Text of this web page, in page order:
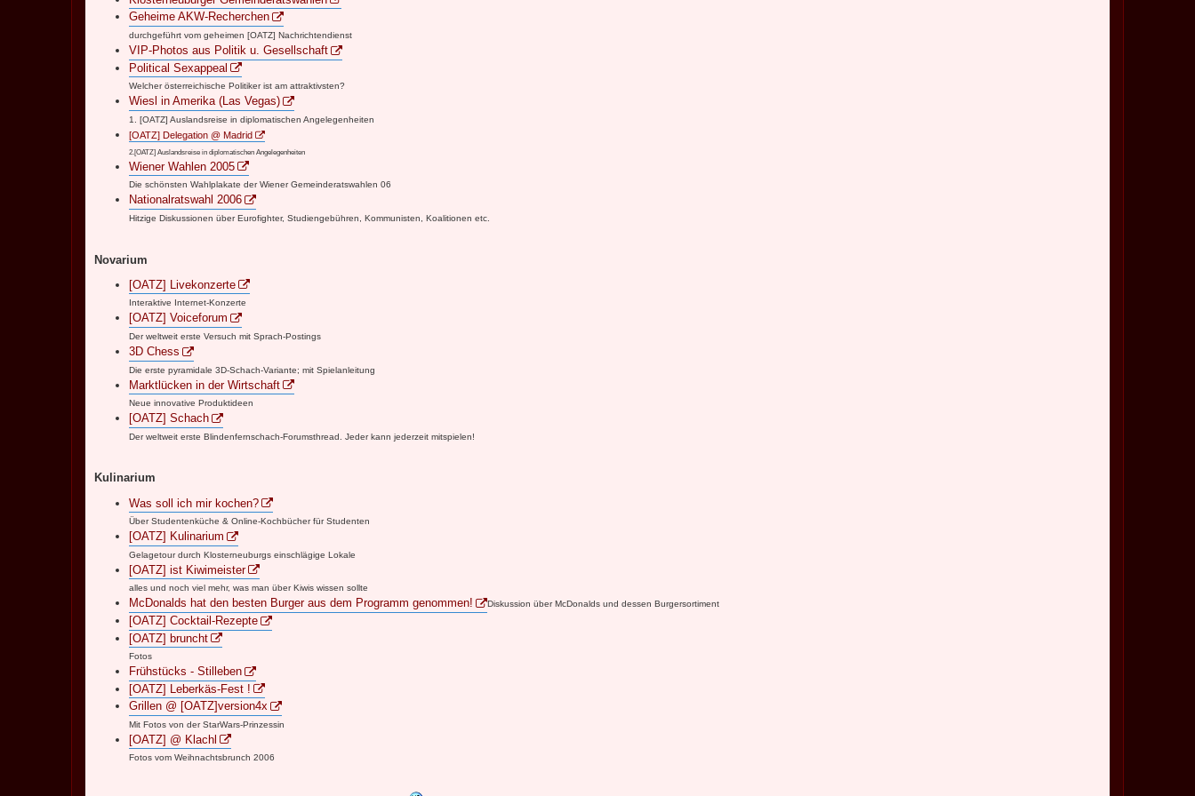
Geheime AKW-Recherchen
durchgeführt vom geheimen [OATZ] Nachrichtendienst
VIP-Photos aus Politik u. Gesellschaft
Political Sexappeal
Welcher österreichische Politiker ist am attraktivsten?
Wiesl in Amerika (Las Vegas)
1. [OATZ] Auslandsreise in diplomatischen Angelegenheiten
[OATZ] Delegation @ Madrid
2.[OATZ] Auslandsreise in diplomatischen Angelegenheiten
Wiener Wahlen 2005
Die schönsten Wahlplakate der Wiener Gemeinderatswahlen 06
Nationalratswahl 2006
Hitzige Diskussionen über Eurofighter, Studiengebühren, Kommunisten, Koalitionen etc.
Novarium
[OATZ] Livekonzerte
Interaktive Internet-Konzerte
[OATZ] Voiceforum
Der weltweit erste Versuch mit Sprach-Postings
3D Chess
Die erste pyramidale 3D-Schach-Variante; mit Spielanleitung
Marktlücken in der Wirtschaft
Neue innovative Produktideen
[OATZ] Schach
Der weltweit erste Blindenfernschach-Forumsthread. Jeder kann jederzeit mitspielen!
Kulinarium
Was soll ich mir kochen?
Über Studentenküche & Online-Kochbücher für Studenten
[OATZ] Kulinarium
Gelagetour durch Klosterneuburgs einschlägige Lokale
[OATZ] ist Kiwimeister
alles und noch viel mehr, was man über Kiwis wissen sollte
McDonalds hat den besten Burger aus dem Programm genommen! Diskussion über McDonalds und dessen Burgersortiment
[OATZ] Cocktail-Rezepte
[OATZ] bruncht
Fotos
Frühstücks - Stilleben
[OATZ] Leberkäs-Fest !
Grillen @ [OATZ]version4x
Mit Fotos von der StarWars-Prinzessin
[OATZ] @ Klachl
Fotos vom Weihnachtsbrunch 2006